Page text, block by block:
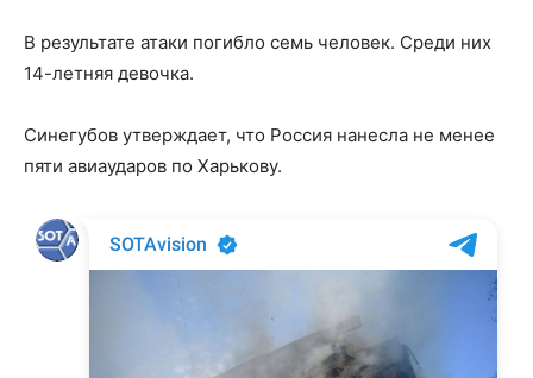
В результате атаки погибло семь человек. Среди них
14-летняя девочка.
Синегубов утверждает, что Россия нанесла не менее
пяти авиаударов по Харькову.